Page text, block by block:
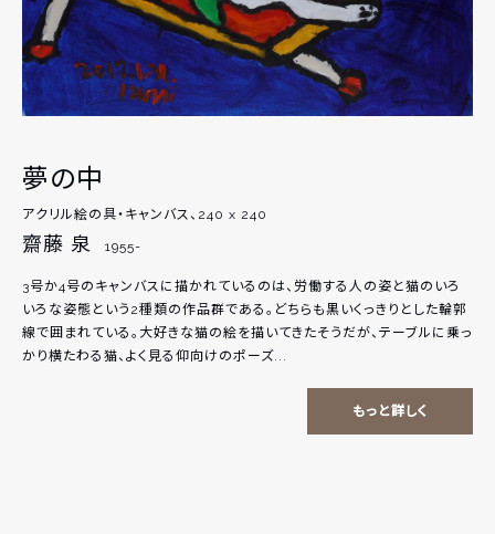
夢の中
アクリル絵の具・キャンバス、240 x 240
齋藤 泉 1955-
3号か4号のキャンバスに描かれているのは、労働する人の姿と猫のいろ
いろな姿態という2種類の作品群である。どちらも黒いくっきりとした輪郭
線で囲まれている。大好きな猫の絵を描いてきたそうだが、テーブルに乗っ
かり横たわる猫、よく見る仰向けのポーズ...
もっと詳しく